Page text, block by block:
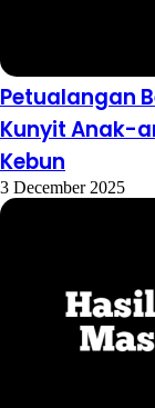
Petualangan
Kunyit Anak-
Kebun
3 December 2025